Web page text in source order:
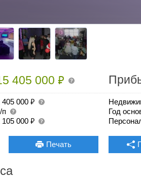
405 000₽
405 000₽
п
105 000₽
Год
Печать